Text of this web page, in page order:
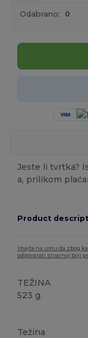
Odabrano: 0
Jeste li tvrtka?
a, prilikom
Product
Imajte na umu da zbog
odgovarati stvarnoj boji
TEŽINA
523 g.
Težina